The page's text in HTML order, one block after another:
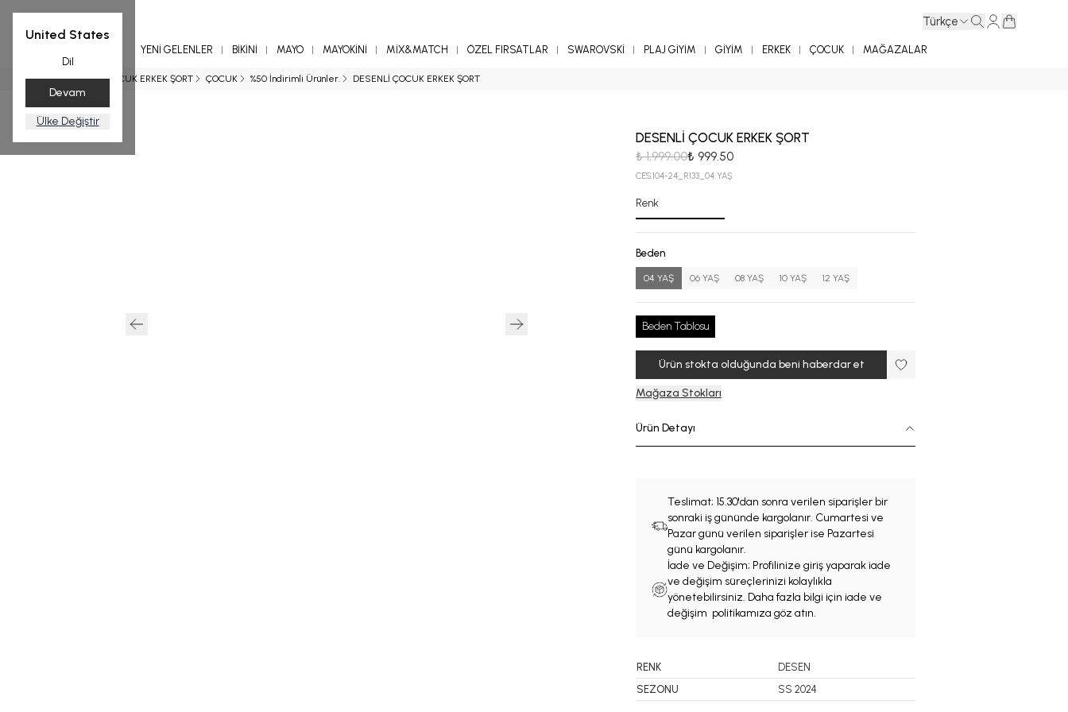
United States
Dil
Devam
Ülke Değiştir
Türkçe
YENİ GELENLER BİKİNİ MAYO MAYOKİNİ MİX&MATCH ÖZEL FIRSATLAR SWAROVSKİ PLAJ GİYİM GİYİM ERKEK ÇOCUK MAĞAZALAR
Ana Sayfa ÇOCUK ERKEK ŞORT ÇOCUK %50 İndirimli Ürünler. DESENLİ ÇOCUK ERKEK ŞORT
DESENLİ ÇOCUK ERKEK ŞORT
₺ 1,999.00₺ 999.50
CES.104-24_R133_04 YAŞ
Renk
Beden
04 YAŞ 06 YAŞ 08 YAŞ 10 YAŞ 12 YAŞ
Beden Tablosu
Ürün stokta olduğunda beni haberdar et
Mağaza Stokları
Ürün Detayı
Teslimat; 15.30'dan sonra verilen siparişler bir
sonraki iş gününde kargolanır. Cumartesi ve
Pazar günü verilen siparişler ise Pazartesi
günü kargolanır.
İade ve Değişim; Profilinize giriş yaparak iade
ve değişim süreçlerinizi kolaylıkla
yönetebilirsiniz. Daha fazla bilgi için iade ve
değişim politikamıza göz atın.
RENK
DESEN
SEZONU
SS 2024